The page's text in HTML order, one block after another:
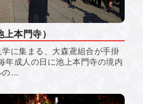
本門寺）
に集まる、大森鳶組合が手掛
年成人の日に池上本門寺の境内
の…